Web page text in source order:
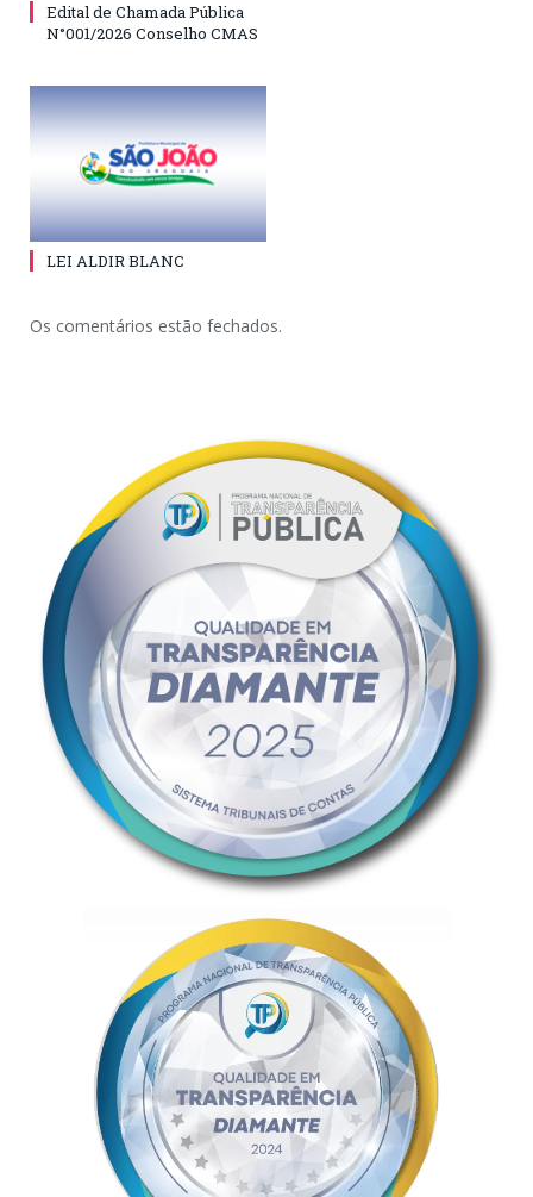
Edital de Chamada Pública
N°001/2026 Conselho CMAS
LEI ALDIR BLANC
Os comentários estão fechados.